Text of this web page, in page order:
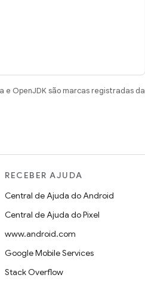
e OpenJDK são marcas registradas da
RECEBER AJUDA
Central de Ajuda do Android
Central de Ajuda do Pixel
www.android.com
Google Mobile Services
Stack Overflow